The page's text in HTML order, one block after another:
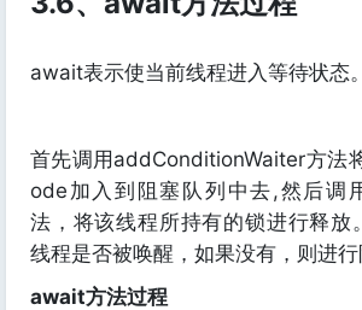
await表示使当前线程进入等待状态。
首先调用addConditionWaiter方法
ode加入到阻塞队列中去,然后调
法，将该线程所持有的锁进行释放
线程是否被唤醒，如果没有，则进行
await方法过程